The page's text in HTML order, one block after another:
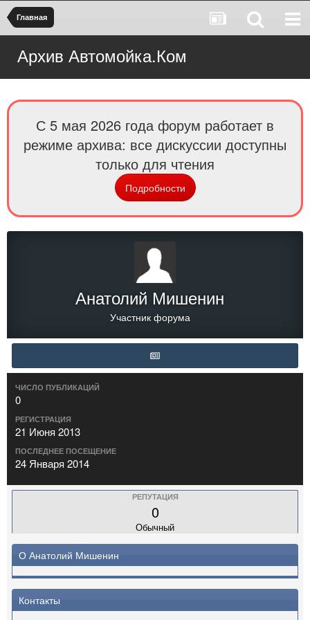
Главная
Архив Автомойка.Ком
С 5 мая 2026 года форум работает в
режиме архива: все дискуссии доступны
только для чтения
Подробности
Анатолий Мишенин
Участник форума
ЧИСЛО ПУБЛИКАЦИЙ
0
РЕГИСТРАЦИЯ
21 Июня 2013
ПОСЛЕДНЕЕ ПОСЕЩЕНИЕ
24 Января 2014
РЕПУТАЦИЯ
0
Обычный
О Анатолий Мишенин
Контакты